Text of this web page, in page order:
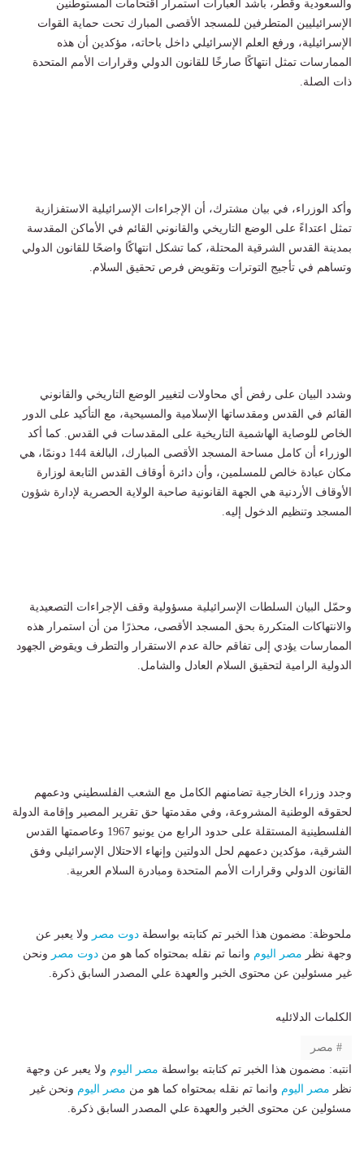
والسعودية وقطر، بأشد العبارات استمرار اقتحامات المستوطنين
الإسرائيليين المتطرفين للمسجد الأقصى المبارك تحت حماية القوات
الإسرائيلية، ورفع العلم الإسرائيلي داخل باحاته، مؤكدين أن هذه
الممارسات تمثل انتهاكًا صارخًا للقانون الدولي وقرارات الأمم المتحدة
ذات الصلة.
وأكد الوزراء، في بيان مشترك، أن الإجراءات الإسرائيلية الاستفزازية
تمثل اعتداءً على الوضع التاريخي والقانوني القائم في الأماكن المقدسة
بمدينة القدس الشرقية المحتلة، كما تشكل انتهاكًا واضحًا للقانون الدولي
وتساهم في تأجيج التوترات وتقويض فرص تحقيق السلام.
وشدد البيان على رفض أي محاولات لتغيير الوضع التاريخي والقانوني
القائم في القدس ومقدساتها الإسلامية والمسيحية، مع التأكيد على الدور
الخاص للوصاية الهاشمية التاريخية على المقدسات في القدس. كما أكد
الوزراء أن كامل مساحة المسجد الأقصى المبارك، البالغة 144 دونمًا، هي
مكان عبادة خالص للمسلمين، وأن دائرة أوقاف القدس التابعة لوزارة
الأوقاف الأردنية هي الجهة القانونية صاحبة الولاية الحصرية لإدارة شؤون
المسجد وتنظيم الدخول إليه.
وحمّل البيان السلطات الإسرائيلية مسؤولية وقف الإجراءات التصعيدية
والانتهاكات المتكررة بحق المسجد الأقصى، محذرًا من أن استمرار هذه
الممارسات يؤدي إلى تفاقم حالة عدم الاستقرار والتطرف ويقوض الجهود
الدولية الرامية لتحقيق السلام العادل والشامل.
وجدد وزراء الخارجية تضامنهم الكامل مع الشعب الفلسطيني ودعمهم
لحقوقه الوطنية المشروعة، وفي مقدمتها حق تقرير المصير وإقامة الدولة
الفلسطينية المستقلة على حدود الرابع من يونيو 1967 وعاصمتها القدس
الشرقية، مؤكدين دعمهم لحل الدولتين وإنهاء الاحتلال الإسرائيلي وفق
القانون الدولي وقرارات الأمم المتحدة ومبادرة السلام العربية.
ملحوظة: مضمون هذا الخبر تم كتابته بواسطة دوت مصر ولا يعبر عن
وجهة نظر مصر اليوم وانما تم نقله بمحتواه كما هو من دوت مصر ونحن
غير مسئولين عن محتوى الخبر والعهدة علي المصدر السابق ذكرة.
الكلمات الدلائليه
مصر
انتبه: مضمون هذا الخبر تم كتابته بواسطة مصر اليوم ولا يعبر عن وجهة
نظر مصر اليوم وانما تم نقله بمحتواه كما هو من مصر اليوم ونحن غير
مسئولين عن محتوى الخبر والعهدة علي المصدر السابق ذكرة.